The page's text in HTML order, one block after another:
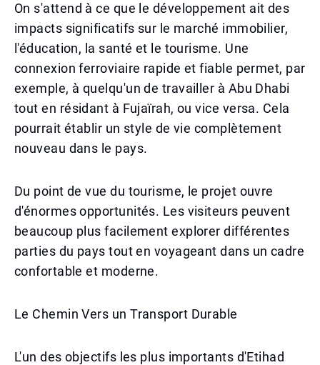
On s'attend à ce que le développement ait des
impacts significatifs sur le marché immobilier,
l'éducation, la santé et le tourisme. Une
connexion ferroviaire rapide et fiable permet, par
exemple, à quelqu'un de travailler à Abu Dhabi
tout en résidant à Fujaïrah, ou vice versa. Cela
pourrait établir un style de vie complètement
nouveau dans le pays.
Du point de vue du tourisme, le projet ouvre
d'énormes opportunités. Les visiteurs peuvent
beaucoup plus facilement explorer différentes
parties du pays tout en voyageant dans un cadre
confortable et moderne.
Le Chemin Vers un Transport Durable
L'un des objectifs les plus importants d'Etihad